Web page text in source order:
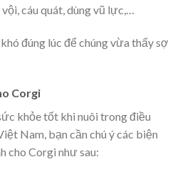
cáu quát, dùng vũ lực,…
đúng lúc để chúng vừa thấy sợ
Corgi
khỏe tốt khi nuôi trong điều
Nam, bạn cần chú ý các biện
cho Corgi như sau: